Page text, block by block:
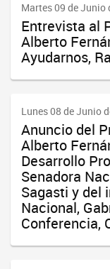
Martes 09 de Junio
Entrevista al
Alberto
Ayudarnos,
Lunes 08 de Junio
Anuncio del
Alberto
Desarrollo
Senadora
Sagasti y del
Nacional,
Conferencia,